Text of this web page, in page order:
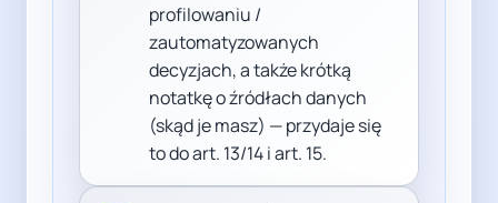
profilowaniu /
zautomatyzowanych
decyzjach, a także krótką
notatkę o źródłach danych
(skąd je masz) — przydaje się
to do art. 13/14 i art. 15.